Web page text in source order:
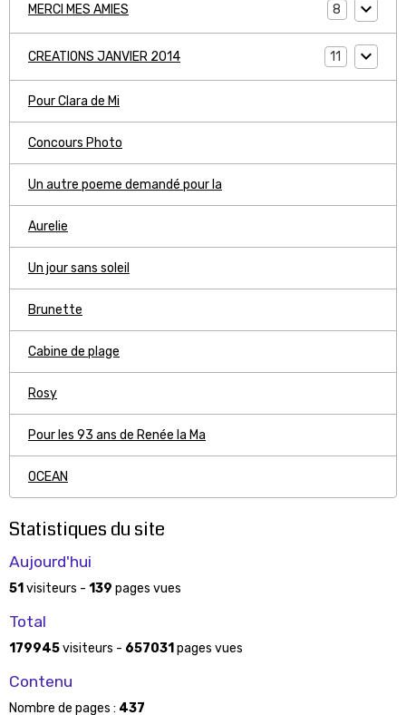
MERCI MES AMIES 8
CREATIONS JANVIER 2014 11
Pour Clara de Mi
Concours Photo
Un autre poeme demandé pour la
Aurelie
Un jour sans soleil
Brunette
Cabine de plage
Rosy
Pour les 93 ans de Renée la Ma
OCEAN
Statistiques du site
Aujourd'hui
51 visiteurs - 139 pages vues
Total
179945visiteurs - 657031 pages vues
Contenu
Nombre de pages : 437